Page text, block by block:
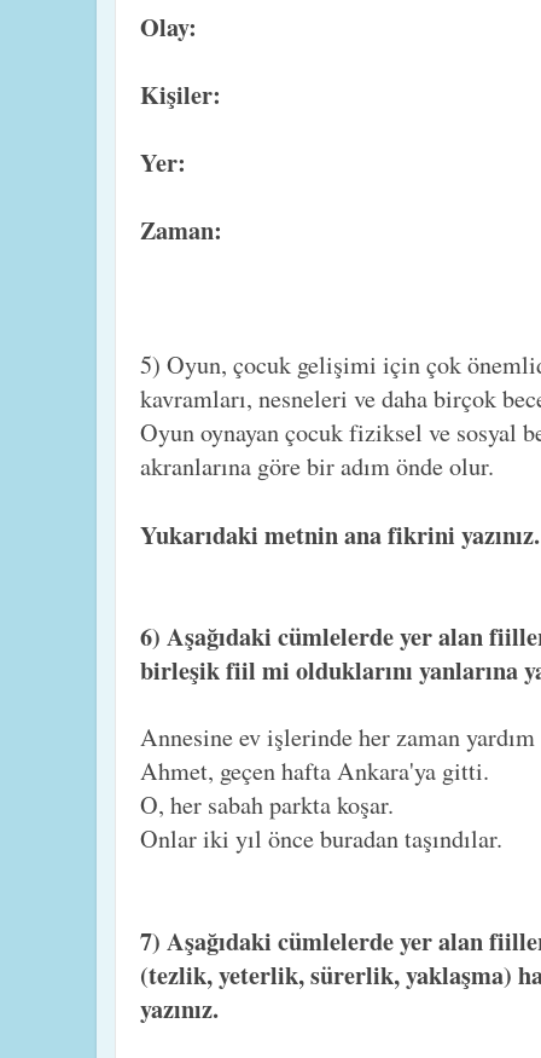
Olay:
Kişiler:
Yer:
Zaman:
5) Oyun, çocuk gelişimi için çok
kavramları, nesneleri ve daha birçok
Oyun oynayan çocuk fiziksel ve sosyal
akranlarına göre bir adım önde olur.
Yukarıdaki metnin ana fikrini
6) Aşağıdaki cümlelerde yer alan
birleşik fiil mi olduklarını yanlarına
Annesine ev işlerinde her zaman yardım
Ahmet, geçen hafta Ankara'ya gitti.
O, her sabah parkta koşar.
Onlar iki yıl önce buradan taşındılar.
7) Aşağıdaki cümlelerde yer alan
(tezlik, yeterlik, sürerlik, yaklaşma)
yazınız.